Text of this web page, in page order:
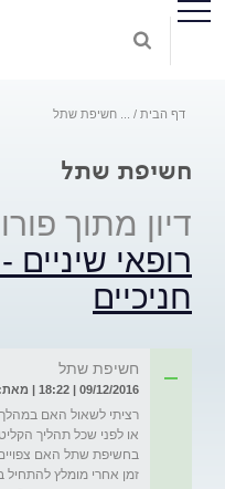
דף הבית חשיפת שתל
חשיפת שתל
דיון מתוך
רופאי
חניכיים
חשיפת שתל
09/12/2016 | 18:22 | מאת: נעמה
רציתי לשאול האם
או לפני שכל תהליך
בחשיפת שתל האם
זמן אחרי מומלץ להתחיל